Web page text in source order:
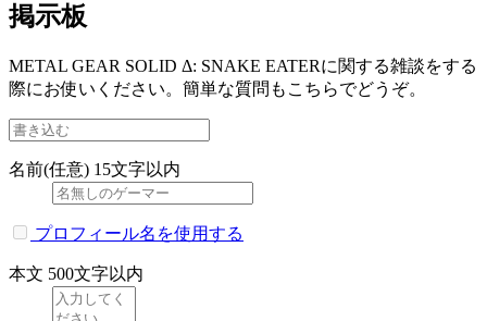
掲示板
METAL GEAR SOLID Δ: SNAKE EATERに関する雑談をする
際にお使いください。簡単な質問もこちらでどうぞ。
名前(任意) 15文字以内
プロフィール名を使用する
本文 500文字以内